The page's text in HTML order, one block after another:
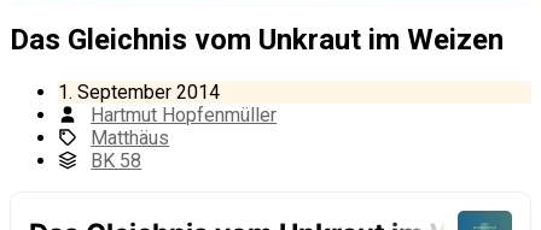
Das Gleichnis vom Unkraut im Weizen
1. September 2014
Hartmut Hopfenmüller
Matthäus
BK 58